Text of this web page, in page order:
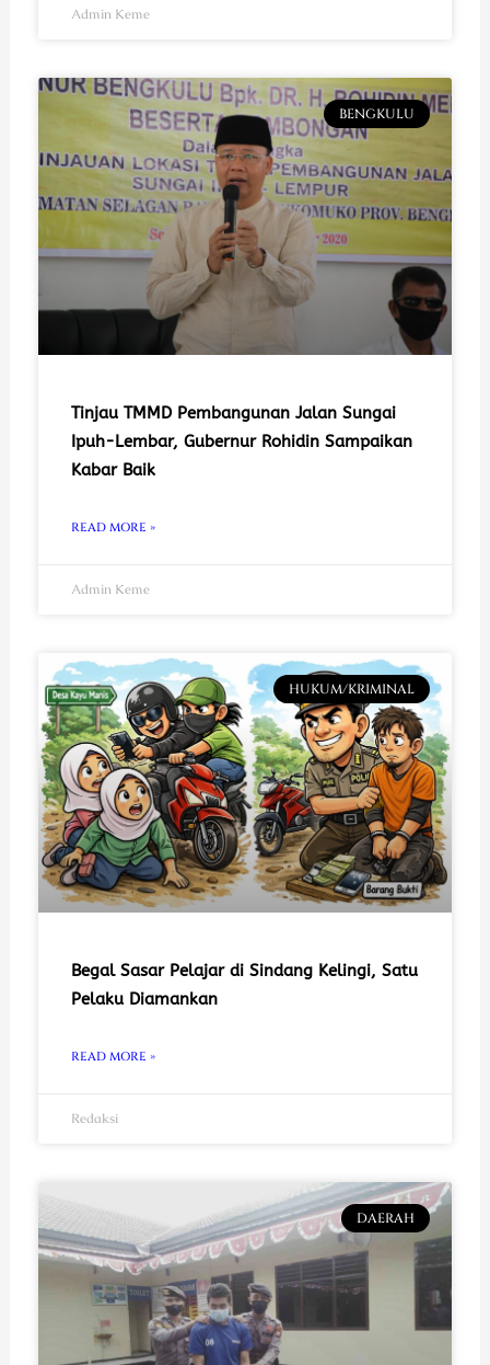
Admin Keme
BENGKULU
Tinjau TMMD Pembangunan Jalan Sungai
Ipuh-Lembar, Gubernur Rohidin Sampaikan
Kabar Baik
READ MORE »
Admin Keme
HUKUM/KRIMINAL
Begal Sasar Pelajar di Sindang Kelingi, Satu
Pelaku Diamankan
READ MORE »
Redaksi
DAERAH